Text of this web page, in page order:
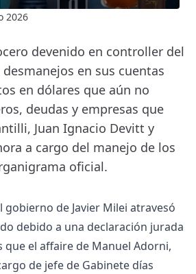
2026
devenido en controller del
en sus cuentas
en dólares que aún no
deudas y empresas que
Juan Ignacio Devitt y
a cargo del manejo de los
oficial.
gobierno de Javier Milei atravesó
debido a una declaración jurada
que el affaire de Manuel Adorni,
de jefe de Gabinete días